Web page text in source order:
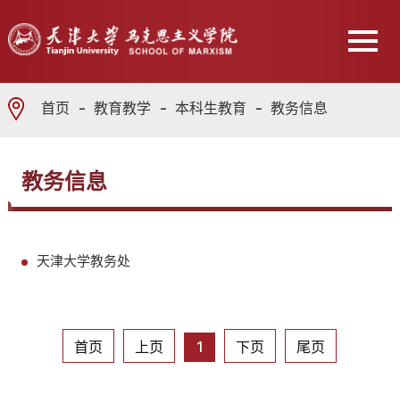
首页 教育教学 本科生教育 教务信息
教务信息
天津大学教务处
首页 上页 1 下页 尾页